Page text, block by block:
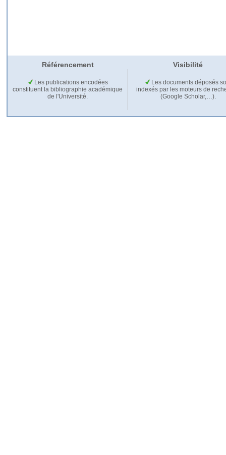
Référencement Visibilité
Les publications encodées
constituent la bibliographie académique
de l'Université.
Les documents déposés
indexés par les moteurs de
(Google Scholar,…).